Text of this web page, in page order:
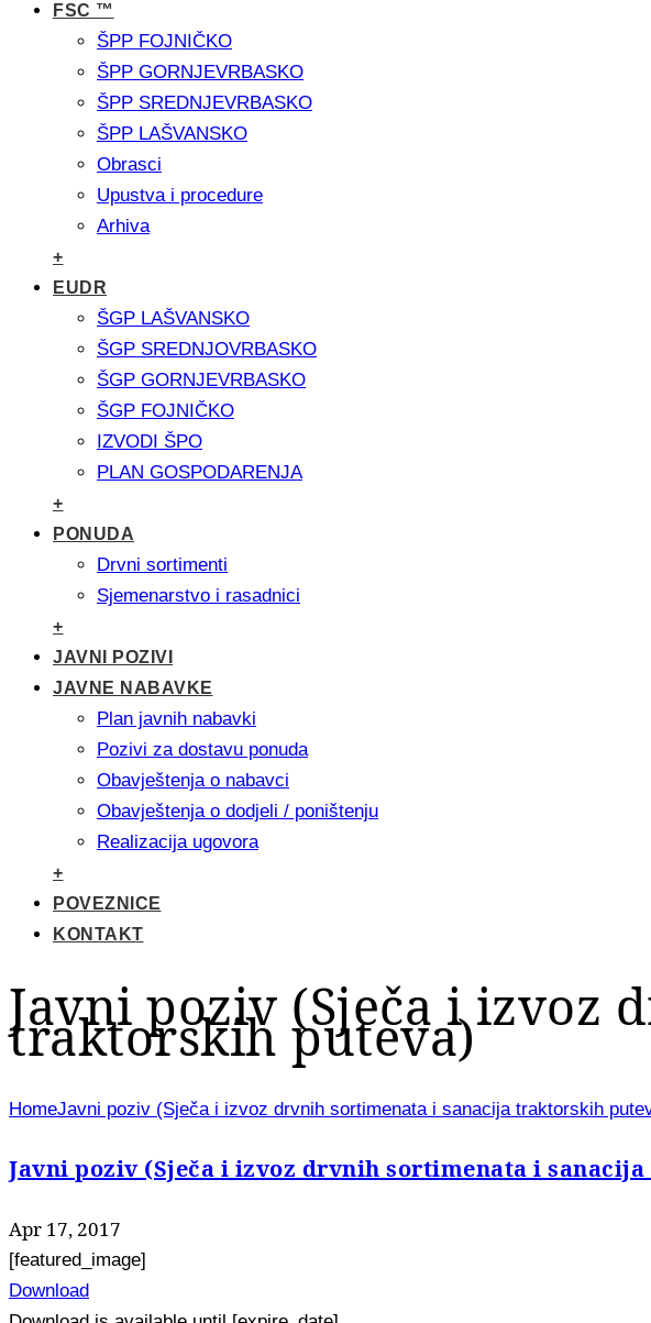
FSC ™
ŠPP FOJNIČKO
ŠPP GORNJEVRBASKO
ŠPP SREDNJEVRBASKO
ŠPP LAŠVANSKO
Obrasci
Upustva i procedure
Arhiva
+
EUDR
ŠGP LAŠVANSKO
ŠGP SREDNJOVRBASKO
ŠGP GORNJEVRBASKO
ŠGP FOJNIČKO
IZVODI ŠPO
PLAN GOSPODARENJA
+
PONUDA
Drvni sortimenti
Sjemenarstvo i rasadnici
+
JAVNI POZIVI
JAVNE NABAVKE
Plan javnih nabavki
Pozivi za dostavu ponuda
Obavještenja o nabavci
Obavještenja o dodjeli / poništenju
Realizacija ugovora
+
POVEZNICE
KONTAKT
Javni poziv (Sječa i izvoz
traktorskih puteva)
HomeJavni poziv (Sječa i izvoz drvnih sortimenata i sanacija traktorskih
Javni poziv (Sječa i izvoz drvnih sortimenata i
Apr 17, 2017
[featured_image]
Download